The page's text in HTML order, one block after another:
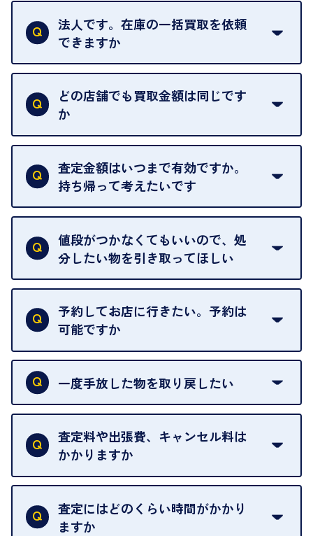
法人です。在庫の一括買取を依頼
できますか
はい。喜んで承ります。出張買取をご利用くださ
い。
ご指定の場所にお伺いします。
どの店舗でも買取金額は同じです
か
はい。全店舗一律です。
ただし、中古市場は日々変動するため、査定した日
によって査定額が変わることはございます。
査定金額はいつまで有効ですか。
持ち帰って考えたいです
査定額は当日限り有効です。
中古市場が日々変動するため、翌日には査定額が変
わることがございます。
値段がつかなくてもいいので、処
分したい物を引き取ってほしい
再販不可能な物は、場合によってはお断りすること
がございます。ご了承ください。
予約してお店に行きたい。予約は
可能ですか
申し訳ありませんが、現在はご来店の予約は承って
おりません。
を整えておりますので、お好きな時にお越しくださ
い。
お急ぎの場合はスタッフに一言お声がけください。
可能な限り、迅速に対応させていただきます。
一度手放した物を取り戻したい
当店は質店ではありませんので、買い取ったお品物
は基本的に販売へと回されます。買い戻しはできま
せんので、ご了承ください。
グオフが可能です。
契約破棄という形で、お品物をお戻しすることがで
きます。
査定料や出張費、キャンセル料は
かかりますか
一切いただいておりません。査定金額にご納得いた
だけない場合は、その場でお断りいただいても問題
ございません。お気軽にご相談ください。
査定にはどのくらい時間がかかり
ますか